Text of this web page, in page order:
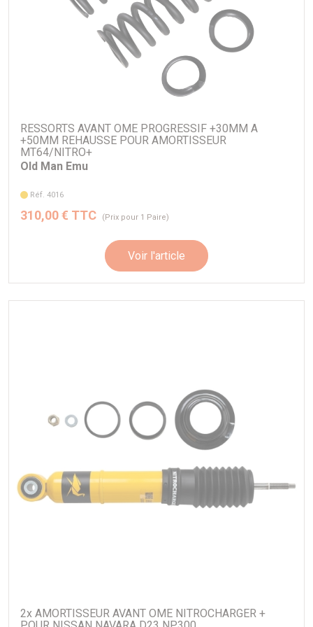
RESSORTS AVANT OME PROGRESSIF +30MM A
+50MM REHAUSSE POUR AMORTISSEUR
MT64/NITRO+
Old Man Emu
Réf. 4016
310,00 € TTC (Prix pour 1 Paire)
Voir l'article
2x AMORTISSEUR AVANT OME NITROCHARGER +